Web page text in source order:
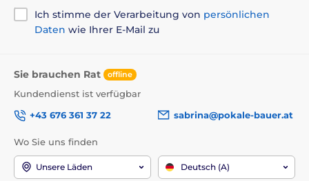
Ich stimme der Verarbeitung von persönlichen
Daten wie Ihrer E-Mail zu
Sie brauchen Rat offline
Kundendienst ist verfügbar
+43 676 361 37 22
sabrina@pokale-bauer.at
Wo Sie uns finden
Unsere Läden Deutsch (A)